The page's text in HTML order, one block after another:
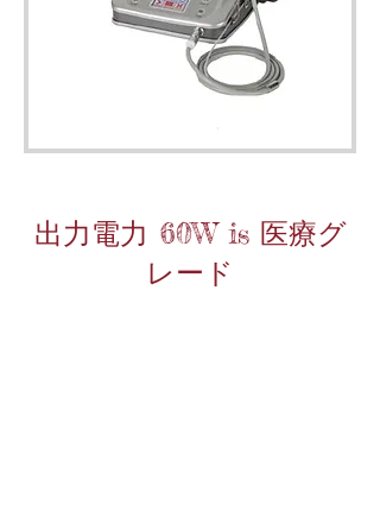
出力電力 60W is 医療グ
レード